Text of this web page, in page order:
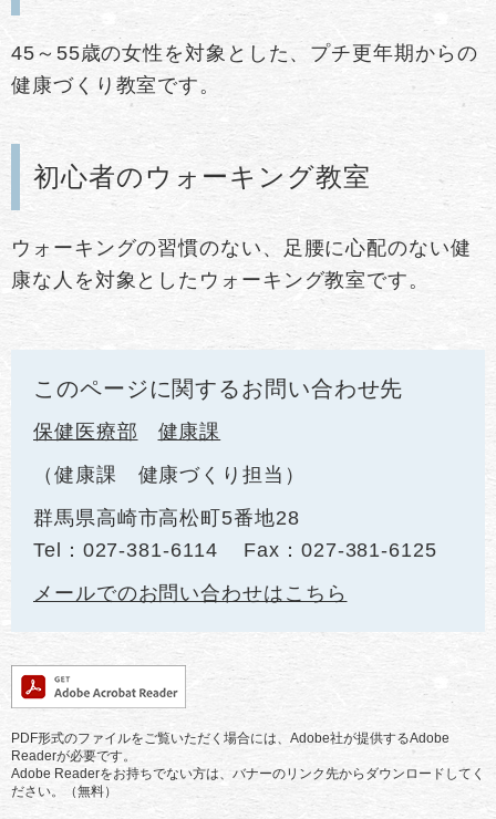
45～55歳の女性を対象とした、プチ更年期からの
健康づくり教室です。
初心者のウォーキング教室
ウォーキングの習慣のない、足腰に心配のない健
康な人を対象としたウォーキング教室です。
このページに関するお問い合わせ先
保健医療部
健康課
健康課 健康づくり担当
群馬県高崎市高松町5番地28
Tel：027-381-6114
Fax：027-381-6125
メールでのお問い合わせはこちら
PDF形式のファイルをご覧いただく場合には、Adobe社が提供するAdobe
Readerが必要です。
Adobe Readerをお持ちでない方は、バナーのリンク先からダウンロードしてく
ださい。（無料）